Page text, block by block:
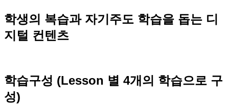
학생의 복습과 자기주도 학습을 돕는 디
지털 컨텐츠
학습구성 (Lesson 별 4개의 학습으로 구
성)